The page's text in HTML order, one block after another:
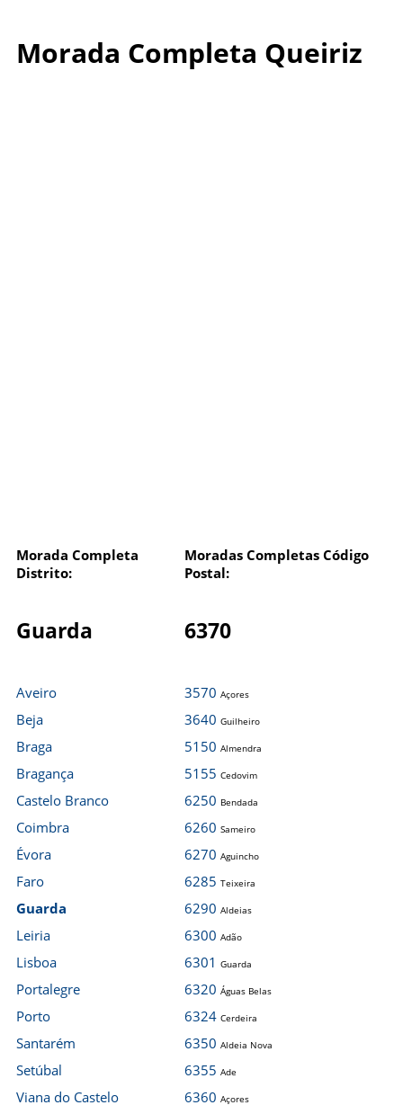
Morada Completa Queiriz
Morada Completa
Distrito:
Moradas Completas Código
Postal:
Guarda 6370
Aveiro
Beja
Braga
Bragança
Castelo Branco
Coimbra
Évora
Faro
Guarda
Leiria
Lisboa
Portalegre
Porto
Santarém
Setúbal
Viana do Castelo
3570 Açores
3640 Guilheiro
5150 Almendra
5155 Cedovim
6250 Bendada
6260 Sameiro
6270 Aguincho
6285 Teixeira
6290 Aldeias
6300 Adão
6301 Guarda
6320 Águas Belas
6324 Cerdeira
6350 Aldeia Nova
6355 Ade
6360 Açores